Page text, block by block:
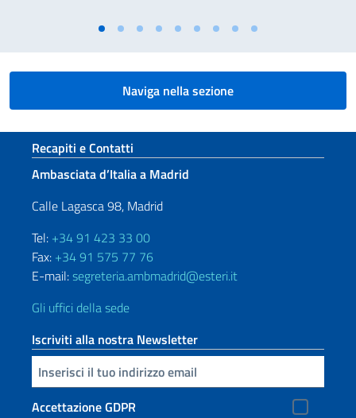
Naviga nella sezione
Sezione footer
Recapiti e Contatti
Ambasciata d’Italia a Madrid
Calle Lagasca 98, Madrid
Tel: +34 91 423 33 00
Fax: +34 91 575 77 76
E-mail:segreteria.ambmadrid@esteri.it
Gli uffici della sede
Iscriviti alla nostra Newsletter
Inserisci la tua email
Accettazione GDPR